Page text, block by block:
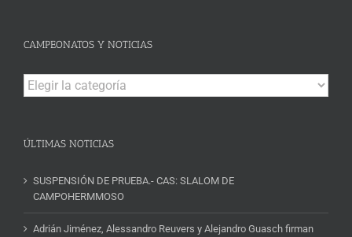
CAMPEONATOS Y NOTICIAS
Campeonatos
y
ÚLTIMAS NOTICIAS
SUSPENSIÓN DE PRUEBA.- CAS: SLALOM DE
CAMPOHERMMOSO
Adrián Jiménez, Alessandro Reuvers y Alejandro Guasch firman